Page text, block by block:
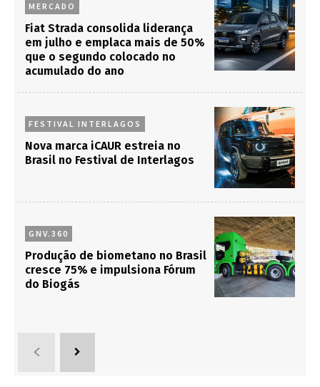
MERCADO
Fiat Strada consolida liderança
em julho e emplaca mais de 50%
que o segundo colocado no
acumulado do ano
FESTIVAL INTERLAGOS
Nova marca iCAUR estreia no
Brasil no Festival de Interlagos
GNV.360
Produção de biometano no Brasil
cresce 75% e impulsiona Fórum
do Biogás